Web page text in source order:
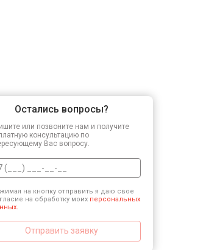
Остались вопросы?
или позвоните нам и получите
консультацию по
Вас вопросу.
на кнопку отправить я даю свое
на обработку моих персональных
Отправить заявку